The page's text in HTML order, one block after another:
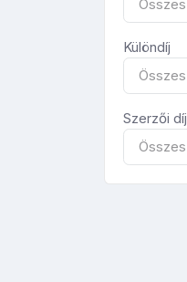
Összes
Különdíj
Összes
Szerzői díj
Összes